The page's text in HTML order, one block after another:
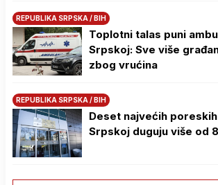
REPUBLIKA SRPSKA / BIH
Toplotni talas puni
Srpskoj: Sve više
zbog vrućina
REPUBLIKA SRPSKA / BIH
Deset najvećih
Srpskoj duguju više od